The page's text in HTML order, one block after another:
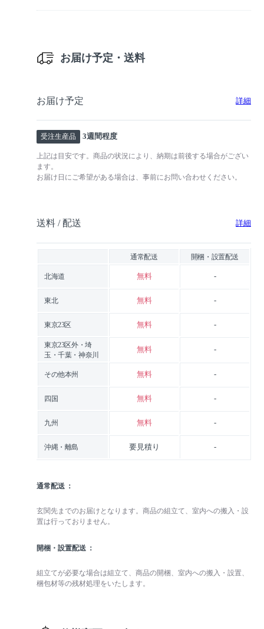
お届け予定・送料
お届け予定 詳細
受注生産品 3週間程度
上記は目安です。商品の状況により、納期は前後する場合がござい
ます。
お届け日にご希望がある場合は、事前にお問い合わせください。
送料 / 配送 詳細
通常配送 開梱・設置配送
北海道 無料 -
東北 無料 -
東京23区 無料 -
東京23区外・埼
玉・千葉・神奈川
無料 -
その他本州 無料 -
四国 無料 -
九州 無料 -
沖縄・離島 要見積り -
通常配送
玄関先までのお届けとなります。商品の組立て、室内への搬入・設
置は行っておりません。
開梱・設置配送
組立てが必要な場合は組立て、商品の開梱、室内への搬入・設置、
梱包材等の残材処理をいたします。